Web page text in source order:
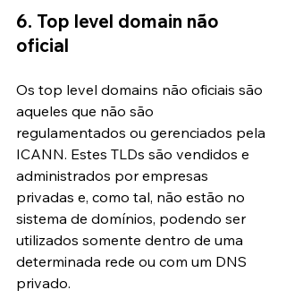
6. Top level domain não
oficial
Os top level domains não oficiais são
aqueles que não são
regulamentados ou gerenciados pela
ICANN. Estes TLDs são vendidos e
administrados por empresas
privadas e, como tal, não estão no
sistema de domínios, podendo ser
utilizados ​​somente dentro de uma
determinada rede ou com um DNS
privado.